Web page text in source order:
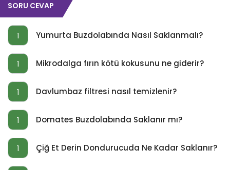
SORU CEVAP
1 Yumurta Buzdolabında Nasıl Saklanmalı?
1 Mikrodalga fırın kötü kokusunu ne giderir?
1 Davlumbaz filtresi nasıl temizlenir?
1 Domates Buzdolabında Saklanır mı?
1 Çiğ Et Derin Dondurucuda Ne Kadar Saklanır?